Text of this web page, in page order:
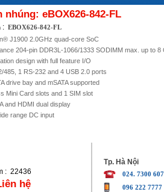
nhúng: eBOX626-842-FL
: EBOX626-842-FL
J1900 2.0GHz quad-core SoC
204-pin DDR3L-1066/1333 SODIMM max. up to 8
design with full feature I/O
485, 1 RS-232 and 4 USB 2.0 ports
drive bay and mSATA supported
Mini Card slots and 1 SIM slot
and HDMI dual display
range DC input
: 22436
hệ
Tp. Hà Nội
024. 7300
096 222 7777